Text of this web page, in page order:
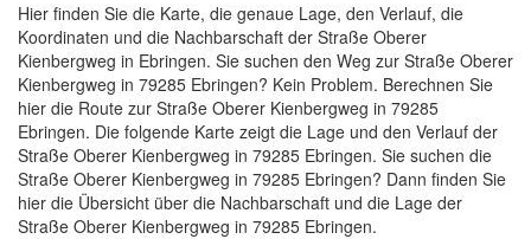
Hier finden Sie die Karte, die genaue Lage, den Verlauf, die
Koordinaten und die Nachbarschaft der Straße Oberer
Kienbergweg in Ebringen. Sie suchen den Weg zur Straße Oberer
Kienbergweg in 79285 Ebringen? Kein Problem. Berechnen Sie
hier die Route zur Straße Oberer Kienbergweg in 79285
Ebringen. Die folgende Karte zeigt die Lage und den Verlauf der
Straße Oberer Kienbergweg in 79285 Ebringen. Sie suchen die
Straße Oberer Kienbergweg in 79285 Ebringen? Dann finden Sie
hier die Übersicht über die Nachbarschaft und die Lage der
Straße Oberer Kienbergweg in 79285 Ebringen.